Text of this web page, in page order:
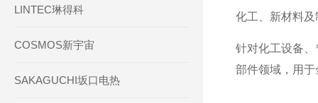
LINTEC琳得科
COSMOS新宇宙
SAKAGUCHI坂口电热
化工、新材料
针对化工设备
部件领域，用